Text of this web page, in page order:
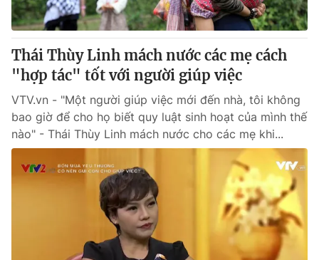
Thái Thùy Linh mách nước các mẹ cách
"hợp tác" tốt với người giúp việc
VTV.vn - "Một người giúp việc mới đến nhà, tôi không
bao giờ để cho họ biết quy luật sinh hoạt của mình thế
nào" - Thái Thùy Linh mách nước cho các mẹ khi...